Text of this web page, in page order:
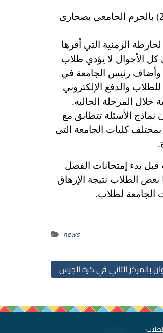
تفقد الأستاذ الدكتور/ أحمد غلاب محمد – رئيس جامعة أسوان إمتحانات الفصل الدراسي الأول لعام الجامعي (2020/2019) بالحرم الجامعي بصحاري
من يوم (2020/1/4) علي أن تنتهي (1/23) الجاري طبقاً لخارطة الزمنية التي أقرها
الكثيفية وفي كل الأحوال لا يؤدي طلاب
المسحيين، وأضاف رئيس الجامعة في
والدفع الإلكتروني
خلال المرحلة الحاليه.
نماذج الأسئلة تتطابق مع
الدراسي الأول بجامعة أسوان مايقرب من (28000) طالب وطالبة بمختلف كليات الجامعة التي
قبل بدء إمتحانات الفصل
الطلاب نتيجة الإرهاق
الجامعة لطلاب.
news
بالمركز الثاني في كرة الجرس